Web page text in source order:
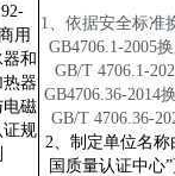
用
器和
器
电磁
证规
1 、依据安全标准
GB4706.1-2005
GB/T 4706.1-
GB4706.36-2014
GB/T 4706.36-
2、制定单位名称
国质量认证中心